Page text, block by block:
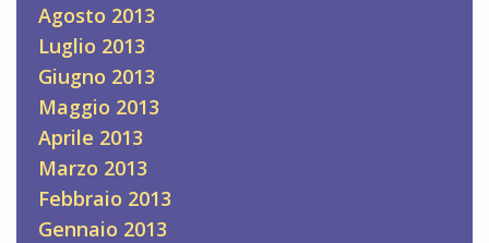
Agosto 2013
Luglio 2013
Giugno 2013
Maggio 2013
Aprile 2013
Marzo 2013
Febbraio 2013
Gennaio 2013